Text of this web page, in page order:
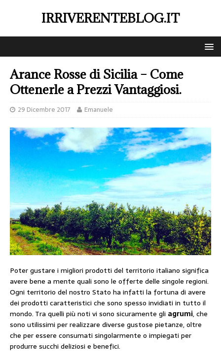
IRRIVERENTEBLOG.IT
Arance Rosse di Sicilia – Come
Ottenerle a Prezzi Vantaggiosi.
29 Dicembre 2017 Emanuele
Poter gustare i migliori prodotti del territorio italiano significa
avere bene a mente quali sono le offerte delle singole regioni.
Ogni territorio del nostro Stato ha infatti la fortuna di avere
dei prodotti caratteristici che sono spesso invidiati in tutto il
mondo. Tra quelli più noti vi sono sicuramente gli agrumi, che
sono utilissimi per realizzare diverse gustose pietanze, oltre
che per essere consumati singolarmente o impiegati per
produrre succhi deliziosi e benefici.